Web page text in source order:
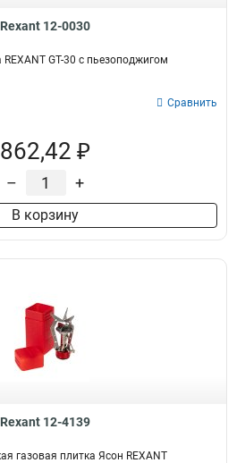
Rexant 12-0030
REXANT GT-30 с пьезоподжигом
Сравнить
862,42 ₽
– +
В корзину
Rexant 12-4139
газовая плитка Ясон REXANT